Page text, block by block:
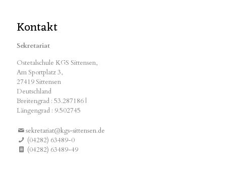
Kontakt
Sekretariat
Ostetalschule KGS Sittensen,
Am Sportplatz 3,
27419 Sittensen
Deutschland
Breitengrad : 53.287186 |
Längengrad : 9.502745
sekretariat@kgs-sittensen.de
(04282) 63489-0
(04282) 63489-49